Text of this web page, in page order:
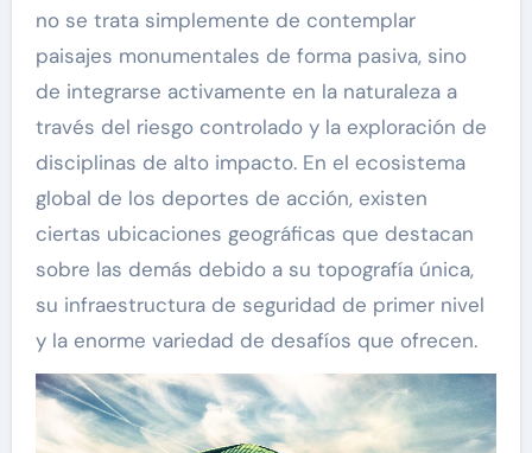
no se trata simplemente de contemplar
paisajes monumentales de forma pasiva, sino
de integrarse activamente en la naturaleza a
través del riesgo controlado y la exploración de
disciplinas de alto impacto. En el ecosistema
global de los deportes de acción, existen
ciertas ubicaciones geográficas que destacan
sobre las demás debido a su topografía única,
su infraestructura de seguridad de primer nivel
y la enorme variedad de desafíos que ofrecen.